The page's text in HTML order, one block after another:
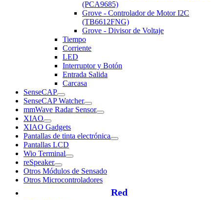
(PCA9685)
Grove - Controlador de Motor I2C
(TB6612FNG)
Grove - Divisor de Voltaje
Tiempo
Corriente
LED
Interruptor y Botón
Entrada Salida
Carcasa
SenseCAP
SenseCAP Watcher
mmWave Radar Sensor
XIAO
XIAO Gadgets
Pantallas de tinta electrónica
Pantallas LCD
Wio Terminal
reSpeaker
Otros Módulos de Sensado
Otros Microcontroladores
Red